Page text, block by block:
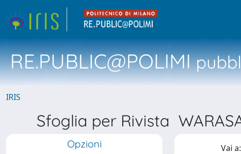
RE.PUBLIC@POLIMI
IRIS
Sfoglia per Rivista
Opzioni Vai a: